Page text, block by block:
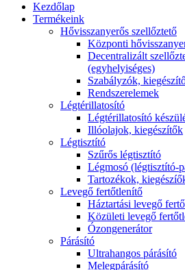
Kezdőlap
Termékeink
Hővisszanyerős szellőztető
Központi
Decentralizált
(egyhelyiséges)
Szabályzók,
Rendszerelemek
Légtérillatosító
Légtérillatosító
Illóolajok, kiegészítők
Légtisztító
Szűrős légtisztító
Légmosó (légtisztító-
Tartozékok,
Levegő fertőtlenítő
Háztartási levegő
Közületi levegő
Ózongenerátor
Párásító
Ultrahangos párásító
Melegpárásító